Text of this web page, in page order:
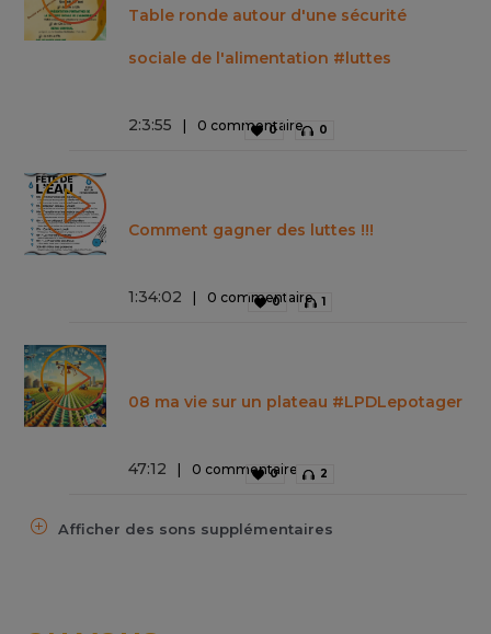
Table ronde autour d'une sécurité
sociale de l'alimentation #luttes
2:3:55 0 commentaire
0 0
Comment gagner des luttes !!!
1:34:02 0 commentaire
0 1
08 ma vie sur un plateau #LPDLepotager
47:12 0 commentaire
0 2
Afficher des sons supplémentaires